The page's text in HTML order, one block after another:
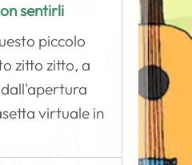
sentirli
piccolo
zitto zitto, a
dall'apertura
virtuale in